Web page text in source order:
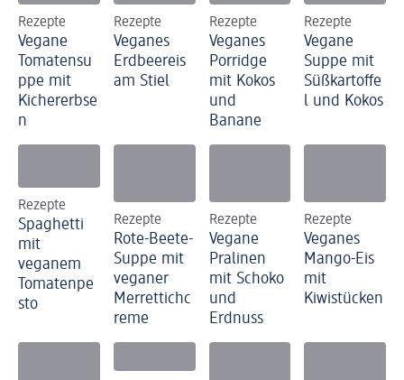
Rezepte
Vegane
Tomatensu
ppe mit
Kichererbse
n
Rezepte
Veganes
Erdbeereis
am Stiel
Rezepte
Veganes
Porridge
mit Kokos
und
Banane
Rezepte
Vegane
Suppe mit
Süßkartoffe
l und Kokos
Rezepte
Spaghetti
mit
veganem
Tomatenpe
sto
Rezepte
Rote-Beete-
Suppe mit
veganer
Merrettichc
reme
Rezepte
Vegane
Pralinen
mit Schoko
und
Erdnuss
Rezepte
Veganes
Mango-Eis
mit
Kiwistücken